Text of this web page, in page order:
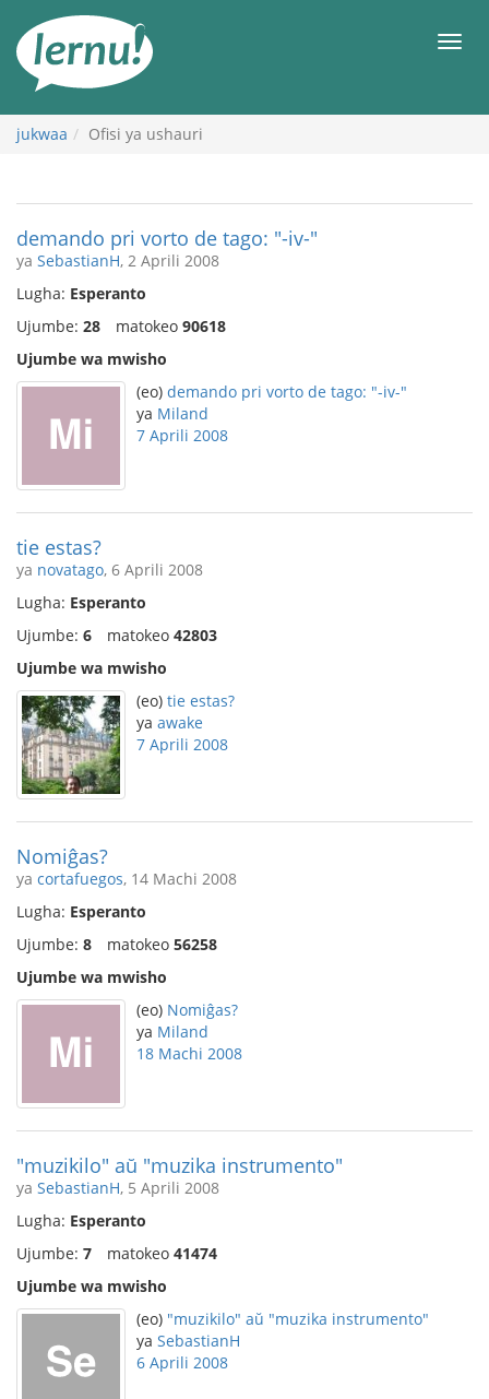
maudhui
jukwaa Ofisi ya ushauri
demando pri vorto de tago: "-iv-"
ya SebastianH, 2 Aprili 2008
Lugha: Esperanto
Ujumbe: 28 matokeo 90618
Ujumbe wa mwisho
(eo) demando pri vorto de tago: "-iv-"
ya Miland
7 Aprili 2008
tie estas?
ya novatago, 6 Aprili 2008
Lugha: Esperanto
Ujumbe: 6 matokeo 42803
Ujumbe wa mwisho
(eo) tie estas?
ya awake
7 Aprili 2008
Nomiĝas?
ya cortafuegos, 14 Machi 2008
Lugha: Esperanto
Ujumbe: 8 matokeo 56258
Ujumbe wa mwisho
(eo) Nomiĝas?
ya Miland
18 Machi 2008
"muzikilo" aŭ "muzika instrumento"
ya SebastianH, 5 Aprili 2008
Lugha: Esperanto
Ujumbe: 7 matokeo 41474
Ujumbe wa mwisho
(eo) "muzikilo" aŭ "muzika instrumento"
ya SebastianH
6 Aprili 2008